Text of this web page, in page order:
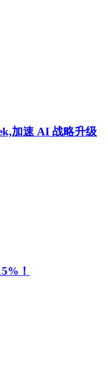
加速 AI 战略升级
！